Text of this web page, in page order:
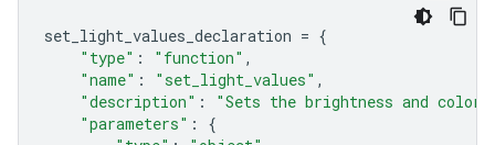
set_light_values_declaration = {
"type" : "function" ,
"name" : "set_light_values" ,
"description" :
"Sets the brightness and
"parameters" :
{